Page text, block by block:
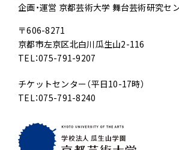
企画・運営 京都芸術大学 舞台芸術研究セ
〒606-8271
京都市左京区北白川瓜生山2-116
TEL：075-791-9207
チケットセンター（平日10-17時）
TEL：075-791-8240